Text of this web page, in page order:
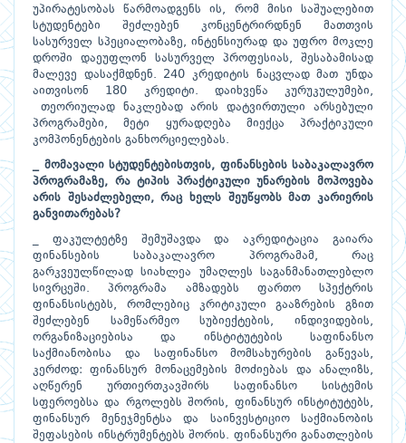
უპირატესობას წარმოადგენს ის, რომ მისი საშუალებით
სტუდენტები შეძლებენ კონცენტრირდნენ მათთვის
სასურველ სპეციალობაზე, ინტენსიურად და უფრო მოკლე
დროში დაეუფლონ სასურველ პროფესიას, შესაბამისად
მალევე დასაქმდნენ. 240 კრედიტის ნაცვლად მათ უნდა
აითვისონ 180 კრედიტი. დაიხვეწა კურუკულუმები,
თეორიულად ნაკლებად არის დატვირთული არსებული
პროგრამები, მეტი ყურადღება მიექცა პრაქტიკული
კომპონენტების განხორციელებას.
_ მომავალი სტუდენტებისთვის, ფინანსების საბაკალავრო
პროგრამაზე, რა ტიპის პრაქტიკული უნარების მოპოვება
არის შესაძლებელი, რაც ხელს შეუწყობს მათ კარიერის
განვითარებას?
_ ფაკულტეტზე შემუშავდა და აკრედიტაცია გაიარა
ფინანსების საბაკალავრო პროგრამამ, რაც
გარკვეულწილად სიახლეა უმაღლეს საგანმანათლებლო
სივრცეში. პროგრამა ამზადებს ფართო სპექტრის
ფინანსისტებს, რომლებიც კრიტიკული გააზრების გზით
შეძლებენ სამეწარმეო სუბიექტების, ინდივიდების,
ორგანიზაციებისა და ინსტიტუტების საფინანსო
საქმიანობისა და საფინანსო მომსახურების გაწევას,
კერძოდ: ფინანსურ მონაცემების მოძიებას და ანალიზს,
აღწერენ ურთიერთკავშირს საფინანსო სისტემის
სფეროებსა და რგოლებს შორის, ფინანსურ ინსტიტუტებს,
ფინანსურ მენეჯმენტსა და საინვესტიციო საქმიანობის
შეფასების ინსტრუმენტებს შორის. ფინანსური განათლების